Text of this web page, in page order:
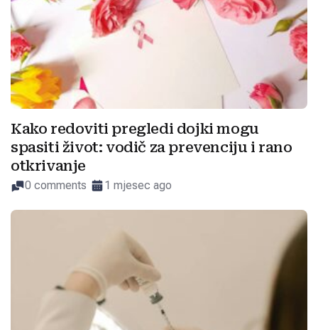
Kako redoviti pregledi dojki mogu
spasiti život: vodič za prevenciju i rano
otkrivanje
0 comments 1 mjesec ago